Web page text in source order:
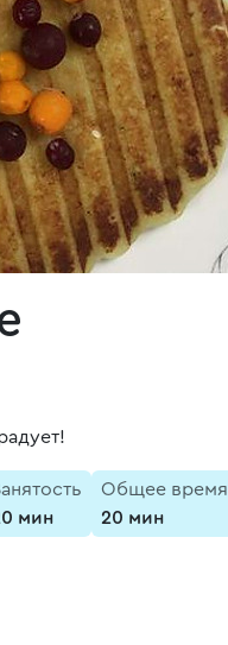
мин
Общее время
20 мин